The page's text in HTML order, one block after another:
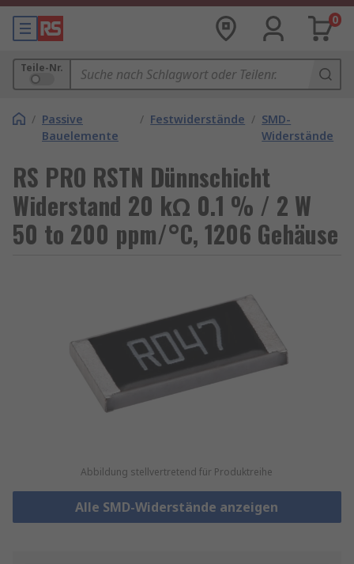
0
Teile-Nr.
/ Passive
Bauelemente
/ Festwiderstände / SMD-
Widerstände
RS PRO RSTN Dünnschicht
Widerstand 20 kΩ 0.1 % / 2 W
50 to 200 ppm/°C, 1206 Gehäuse
Abbildung stellvertretend für Produktreihe
Alle SMD-Widerstände anzeigen